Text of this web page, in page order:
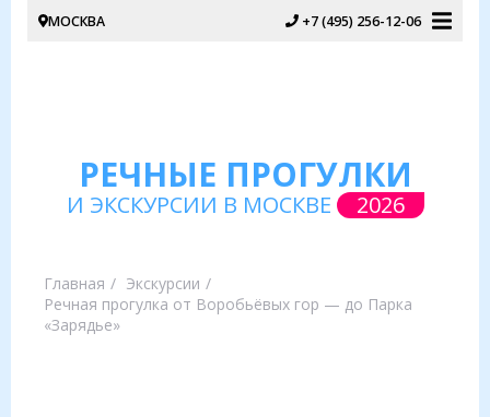
МОСКВА +7 (495) 256-12-06
РЕЧНЫЕ ПРОГУЛКИ
И ЭКСКУРСИИ В МОСКВЕ 2026
Главная
Экскурсии
Речная прогулка от Воробьёвых гор — до Парка
«Зарядье»